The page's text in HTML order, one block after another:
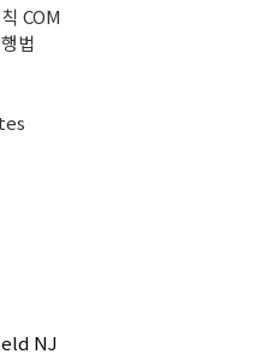
COM
법
NJ